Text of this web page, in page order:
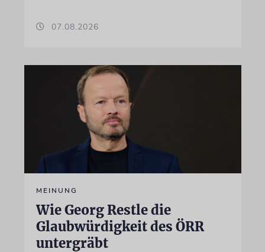
07.08.2026
MEINUNG
Wie Georg Restle die
Glaubwürdigkeit des ÖRR
untergräbt